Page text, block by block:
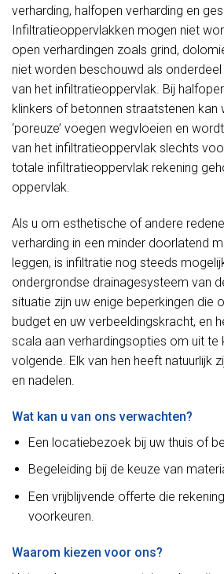
verharding, halfopen verharding en
Infiltratieoppervlakken mogen niet
open verhardingen zoals grind,
niet worden beschouwd als
van het infiltratieoppervlak. Bij
klinkers of betonnen straatstenen kan
‘poreuze’ voegen wegvloeien en
van het infiltratieoppervlak slechts
totale infiltratieoppervlak rekening
oppervlak.
Als u om esthetische of andere
verharding in een minder doorlatend
leggen, is infiltratie nog steeds
ondergrondse drainagesysteem van
situatie zijn uw enige beperkingen die
budget en uw verbeeldingskracht, en
scala aan verhardingsopties om uit te
volgende. Elk van hen heeft natuurlijk
en nadelen.
Wat kan u van ons verwachten?
Een locatiebezoek bij uw thuis of
Begeleiding bij de keuze van
Een vrijblijvende offerte die
voorkeuren.
Waarom kiezen voor ons?